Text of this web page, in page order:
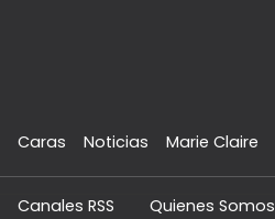
Caras Noticias Marie Claire
Canales RSS Quienes Somos